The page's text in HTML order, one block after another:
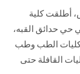
أطلقت كلية
حي حدائق القبه،
كليات الطب وطب
القافلة حتى